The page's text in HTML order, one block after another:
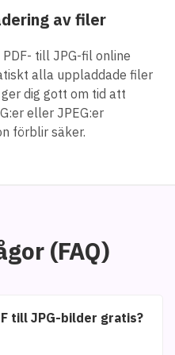
av filer
till JPG-fil online
alla uppladdade filer
dig gott om tid att
eller JPEG:er
förblir säker.
(FAQ)
till JPG-bilder gratis?